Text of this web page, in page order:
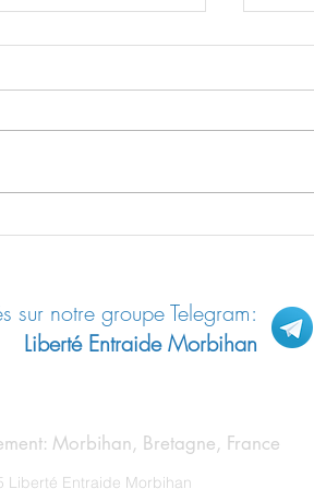
sur notre groupe Telegram:
Liberté Entraide Morbihan
Morbihan, Bretagne, France
Liberté Entraide Morbihan